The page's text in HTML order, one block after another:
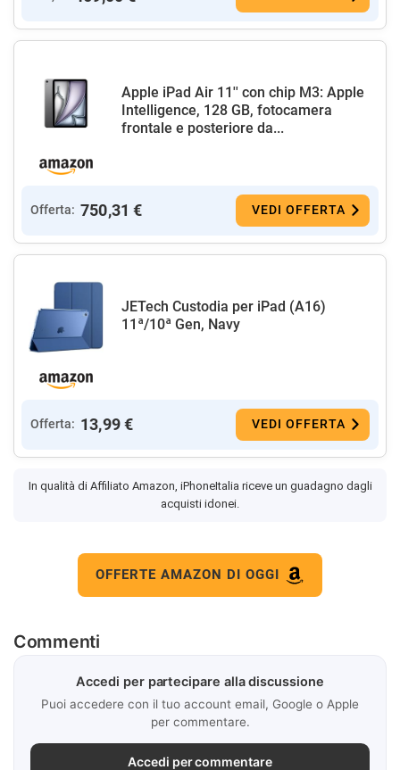
Apple iPad Air 11'' con chip M3: Apple
Intelligence, 128 GB, fotocamera
frontale e posteriore da...
Offerta: 750,31 € VEDI OFFERTA
JETech Custodia per iPad (A16)
11ª/10ª Gen, Navy
Offerta: 13,99 € VEDI OFFERTA
In qualità di Affiliato Amazon, iPhoneItalia riceve un guadagno dagli
acquisti idonei.
OFFERTE AMAZON DI OGGI
Commenti
Accedi per partecipare alla discussione
Puoi accedere con il tuo account email, Google o Apple
per commentare.
Accedi per commentare